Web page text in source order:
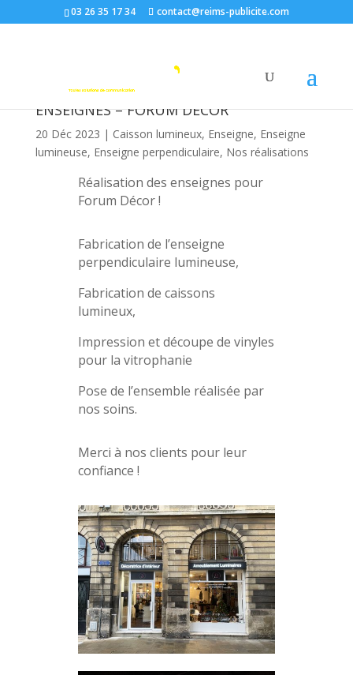
03 26 35 17 34 contact@reims-publicite.com
ENSEIGNES – FORUM DÉCOR
20 Déc 2023 | Caisson lumineux, Enseigne, Enseigne
lumineuse, Enseigne perpendiculaire, Nos réalisations
Réalisation des enseignes pour
Forum Décor !
Fabrication de l’enseigne
perpendiculaire lumineuse,
Fabrication de caissons
lumineux,
Impression et découpe de vinyles
pour la vitrophanie
Pose de l’ensemble réalisée par
nos soins.
Merci à nos clients pour leur
confiance !